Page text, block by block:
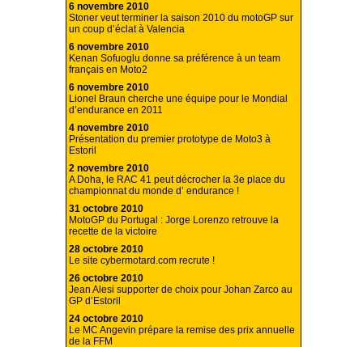
6 novembre 2010
Stoner veut terminer la saison 2010 du motoGP sur
un coup d’éclat à Valencia
6 novembre 2010
Kenan Sofuoglu donne sa préférence à un team
français en Moto2
6 novembre 2010
Lionel Braun cherche une équipe pour le Mondial
d’endurance en 2011
4 novembre 2010
Présentation du premier prototype de Moto3 à
Estoril
2 novembre 2010
A Doha, le RAC 41 peut décrocher la 3e place du
championnat du monde d’ endurance !
31 octobre 2010
MotoGP du Portugal : Jorge Lorenzo retrouve la
recette de la victoire
28 octobre 2010
Le site cybermotard.com recrute !
26 octobre 2010
Jean Alesi supporter de choix pour Johan Zarco au
GP d’Estoril
24 octobre 2010
Le MC Angevin prépare la remise des prix annuelle
de la FFM